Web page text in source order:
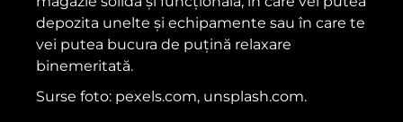
depozita unelte și echipamente sau în care te
vei putea bucura de puțină relaxare
binemeritată.
Surse foto: pexels.com, unsplash.com.